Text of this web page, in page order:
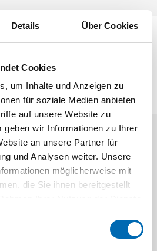
Details Über Cookies
Cookies
um Inhalte und Anzeigen zu
für soziale Medien anbieten
auf unsere Website zu
geben wir Informationen zu Ihrer
an unsere Partner für
und Analysen weiter. Unsere
möglicherweise mit
die Sie ihnen bereitgestellt